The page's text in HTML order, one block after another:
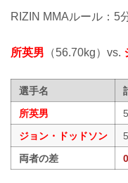
RIZIN MMAルール：5
所英男 （56.70kg）vs.
選手名
所英男
ジョン・ドッドソン
両者の差